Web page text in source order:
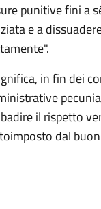
punitive fini a
e a
in fin dei
il rispetto
dal